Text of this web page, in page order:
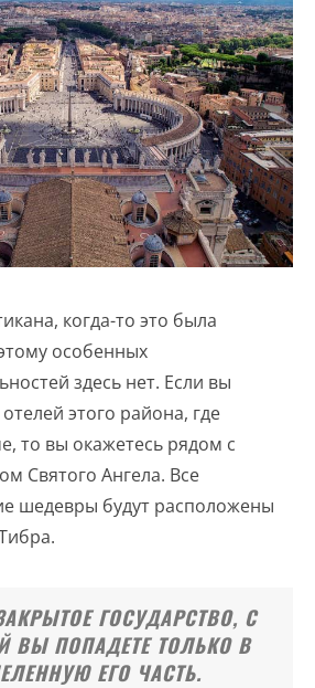
когда-то это была
особенных
здесь нет. Если вы
этого района, где
то вы окажетесь рядом с
Святого Ангела. Все
шедевры будут расположены
ГОСУДАРСТВО, С
ВЫ ПОПАДЕТЕ ТОЛЬКО В
ЕГО ЧАСТЬ.